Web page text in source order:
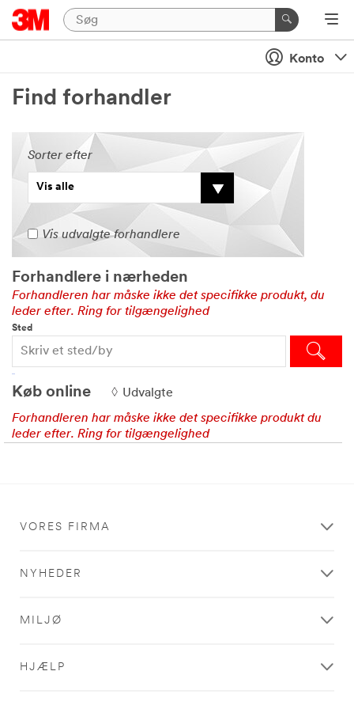
Konto
Find forhandler
Køb
online
Sorter efter
Vis alle
Vis udvalgte forhandlere
Forhandlere i nærheden
Forhandleren har måske ikke det specifikke produkt, du
leder efter. Ring for tilgængelighed
Sted
Køb online
Udvalgte
Forhandleren har måske ikke det specifikke produkt du
leder efter. Ring for tilgængelighed
VORES FIRMA
NYHEDER
MILJØ
HJÆLP